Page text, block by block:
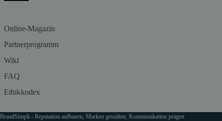
Online-Magazin
Partnerprogramm
Wiki
FAQ
Ethikkodex
BrandSimpli - Reputation aufbauen, Marken gestalten, Kommunikation prägen